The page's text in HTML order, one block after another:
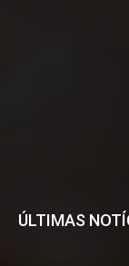
ÚLTIMAS